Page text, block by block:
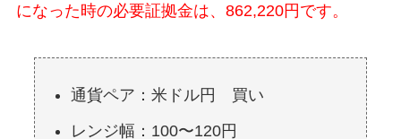
になった時の必要証拠金は、862,220円です。
通貨ペア：米ドル円 買い
レンジ幅：100〜120円